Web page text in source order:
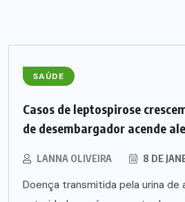
SAÚDE
Casos de leptospirose
de desembargador acende
LANNA OLIVEIRA 8 DE
Doença transmitida pela urina de